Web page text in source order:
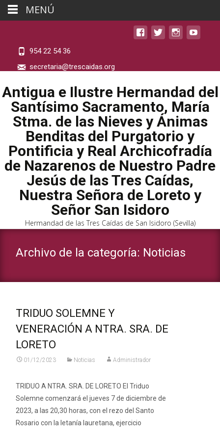
954 22 54 36
secretaria@trescaidas.org
Antigua e Ilustre Hermandad del
Santísimo Sacramento, María
Stma. de las Nieves y Ánimas
Benditas del Purgatorio y
Pontificia y Real Archicofradía
de Nazarenos de Nuestro Padre
Jesús de las Tres Caídas,
Nuestra Señora de Loreto y
Señor San Isidoro
Hermandad de las Tres Caídas de San Isidoro (Sevilla)
Archivo de la categoría: Noticias
TRIDUO SOLEMNE Y
VENERACIÓN A NTRA. SRA. DE
LORETO
01/12/2023 Noticias Administrador
TRIDUO A NTRA. SRA. DE LORETO El Triduo
Solemne comenzará el jueves 7 de diciembre de
2023, a las 20,30 horas, con el rezo del Santo
Rosario con la letanía lauretana, ejercicio
MENÚ